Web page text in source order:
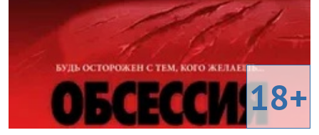
18+